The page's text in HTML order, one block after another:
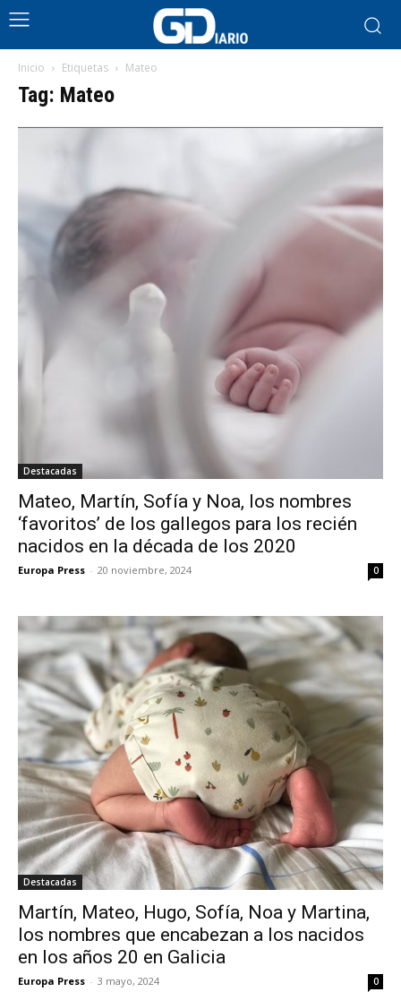
Inicio Etiquetas Mateo
Tag: Mateo
Destacadas
Mateo, Martín, Sofía y Noa, los nombres
‘favoritos’ de los gallegos para los recién
nacidos en la década de los 2020
Europa Press - 20 noviembre, 2024 0
Destacadas
Martín, Mateo, Hugo, Sofía, Noa y Martina,
los nombres que encabezan a los nacidos
en los años 20 en Galicia
Europa Press - 3 mayo, 2024 0